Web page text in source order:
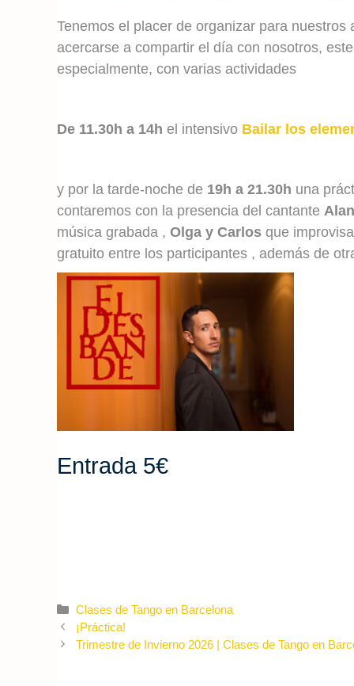
Tenemos el placer de organizar para
acercarse a compartir el día con nosotros,
especialmente, con varias actividades
De 11.30h a 14h el intensivo Bailar los
y por la tarde-noche de 19h a 21.30h una
contaremos con la presencia del cantante
música grabada , Olga y Carlos que
gratuito entre los participantes , además de
Entrada 5€
Categories
Clases de Tango en Barcelona
¡Práctica!
Trimestre de Invierno 2026 | Clases de Tango en